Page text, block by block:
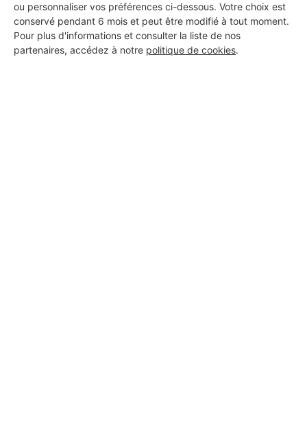
ou personnaliser vos préférences ci-dessous. Votre choix est
conservé pendant 6 mois et peut être modifié à tout moment.
Pour plus d'informations et consulter la liste de nos
partenaires, accédez à notre politique de cookies.
Aucun autre professionnel disponible dans cette zone
géographique.